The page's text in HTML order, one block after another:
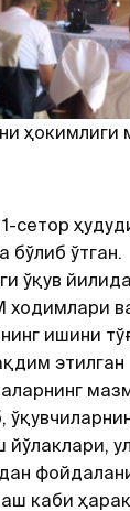
ҳокимлиги
сетор
ўтган.
ўқув
ходимлари
ишини
этилган
каби